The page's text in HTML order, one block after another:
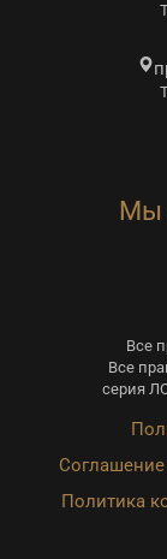
Мы
Все
Все
серия
Политика